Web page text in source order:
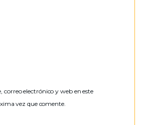
electrónico y web en este
vez que comente.